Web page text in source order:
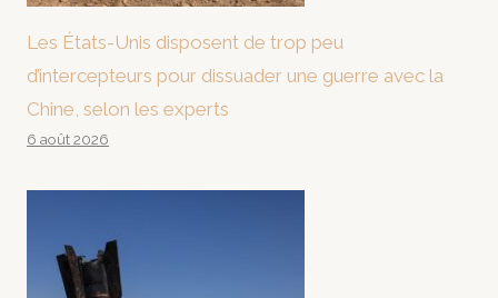
Les États-Unis disposent de trop peu
d’intercepteurs pour dissuader une guerre avec la
Chine, selon les experts
6 août 2026